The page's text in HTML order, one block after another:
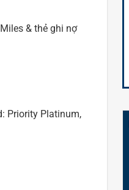
& thẻ ghi nợ
Priority Platinum,